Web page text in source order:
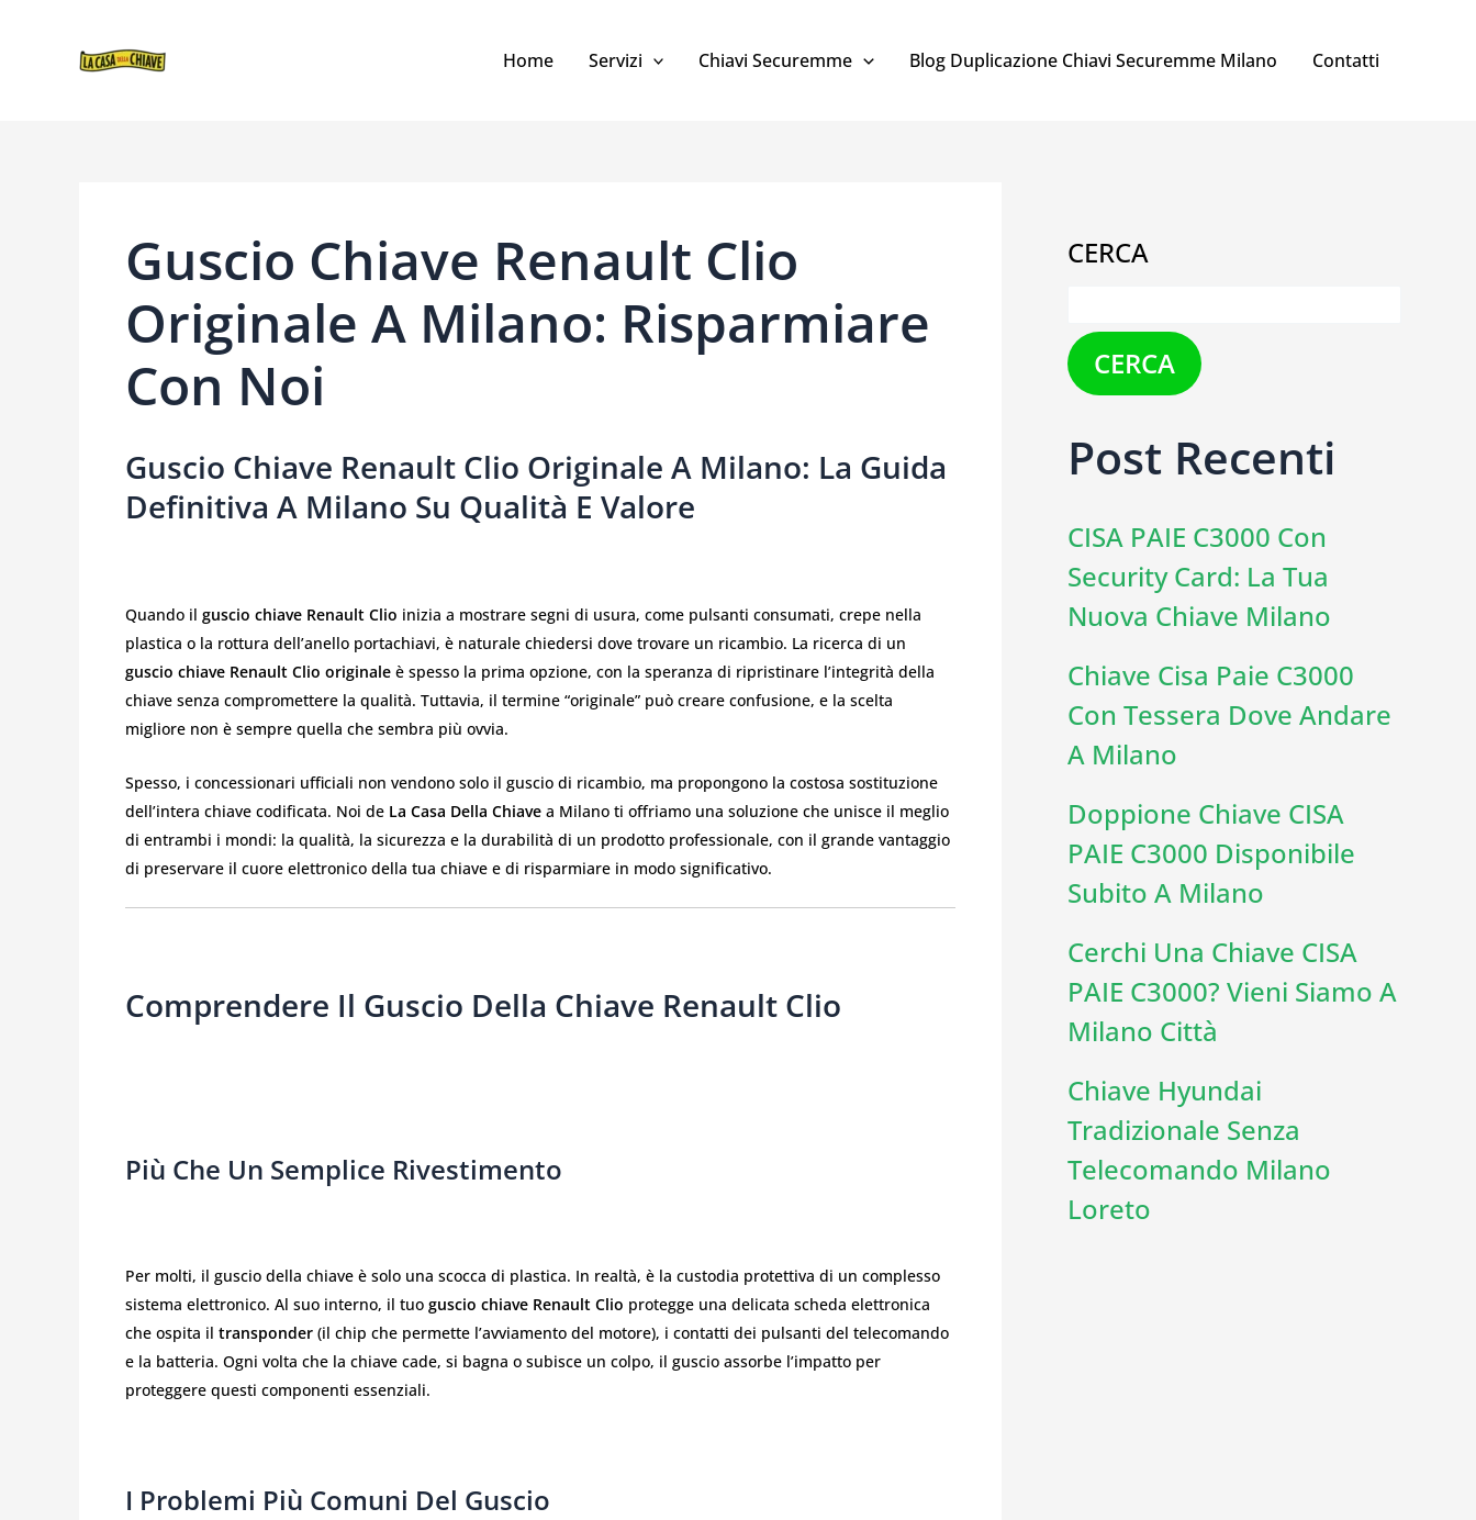
CONTENUTO
Home Servizi Chiavi Securemme Blog Duplicazione Chiavi Securemme Milano Contatti
Guscio Chiave Renault Clio
Originale A Milano: Risparmiare
Con Noi
Guscio Chiave Renault Clio Originale A Milano: La Guida
Definitiva A Milano Su Qualità E Valore
Quando il guscio chiave Renault Clio inizia a mostrare segni di usura, come pulsanti consumati, crepe nella
plastica o la rottura dell’anello portachiavi, è naturale chiedersi dove trovare un ricambio. La ricerca di un
guscio chiave Renault Clio originale è spesso la prima opzione, con la speranza di ripristinare l’integrità della
chiave senza compromettere la qualità. Tuttavia, il termine “originale” può creare confusione, e la scelta
migliore non è sempre quella che sembra più ovvia.
Spesso, i concessionari ufficiali non vendono solo il guscio di ricambio, ma propongono la costosa sostituzione
dell’intera chiave codificata. Noi de La Casa Della Chiave a Milano ti offriamo una soluzione che unisce il meglio
di entrambi i mondi: la qualità, la sicurezza e la durabilità di un prodotto professionale, con il grande vantaggio
di preservare il cuore elettronico della tua chiave e di risparmiare in modo significativo.
Comprendere Il Guscio Della Chiave Renault Clio
Più Che Un Semplice Rivestimento
Per molti, il guscio della chiave è solo una scocca di plastica. In realtà, è la custodia protettiva di un complesso
sistema elettronico. Al suo interno, il tuo guscio chiave Renault Clio protegge una delicata scheda elettronica
che ospita il transponder (il chip che permette l’avviamento del motore), i contatti dei pulsanti del telecomando
e la batteria. Ogni volta che la chiave cade, si bagna o subisce un colpo, il guscio assorbe l’impatto per
proteggere questi componenti essenziali.
I Problemi Più Comuni Del Guscio
CERCA
CERCA
Post Recenti
CISA PAIE C3000 Con
Security Card: La Tua
Nuova Chiave Milano
Chiave Cisa Paie C3000
Con Tessera Dove Andare
A Milano
Doppione Chiave CISA
PAIE C3000 Disponibile
Subito A Milano
Cerchi Una Chiave CISA
PAIE C3000? Vieni Siamo A
Milano Città
Chiave Hyundai
Tradizionale Senza
Telecomando Milano
Loreto